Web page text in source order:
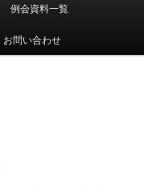
例会資料一覧
お問い合わせ